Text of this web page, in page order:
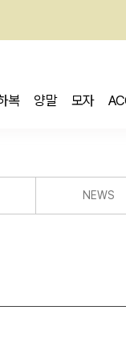
복 양말 모자
NEWS